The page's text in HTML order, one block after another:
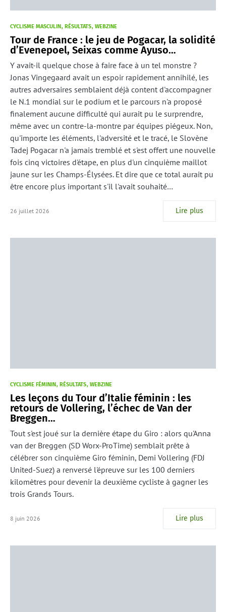
CYCLISME MASCULIN RÉSULTATS WEBZINE
Tour de France : le jeu de Pogacar, la solidité
d’Evenepoel, Seixas comme Ayuso…
Y avait-il quelque chose à faire face à un tel monstre ?
Jonas Vingegaard avait un espoir rapidement annihilé, les
autres adversaires semblaient déjà content d'accompagner
le N.1 mondial sur le podium et le parcours n'a proposé
finalement aucune difficulté qui aurait pu le surprendre,
même avec un contre-la-montre par équipes piégeux. Non,
qu'importe les éléments, l'adversité et le tracé, le Slovène
Tadej Pogacar n'a jamais tremblé et s'est offert une nouvelle
fois cinq victoires d'étape, en plus d'un cinquième maillot
jaune sur les Champs-Élysées. Et dire que ce total aurait pu
être encore plus important s'il l'avait souhaité…
26 juillet 2026 Lire plus
CYCLISME FÉMININ RÉSULTATS WEBZINE
Les leçons du Tour d’Italie féminin : les
retours de Vollering, l’échec de Van der
Breggen…
Tout s'est joué sur la dernière étape du Giro : alors qu'Anna
van der Breggen (SD Worx-ProTime) semblait prête à
célébrer son cinquième Giro féminin, Demi Vollering (FDJ
United-Suez) a renversé l'épreuve sur les 100 derniers
kilomètres pour devenir la deuxième cycliste à gagner les
trois Grands Tours.
8 juin 2026 Lire plus